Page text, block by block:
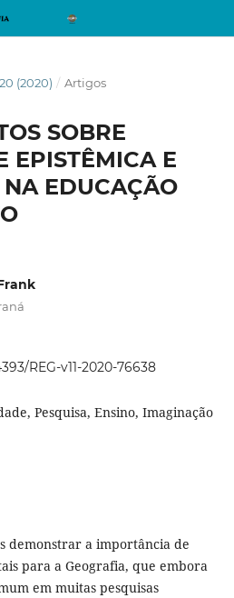
(2020) / Artigos
SOBRE
EPISTÊMICA E
EDUCAÇÃO
REG-v11-2020-76638
Pesquisa, Ensino, Imaginação
demonstrar a importância de
para a Geografia, que embora
em muitas pesquisas